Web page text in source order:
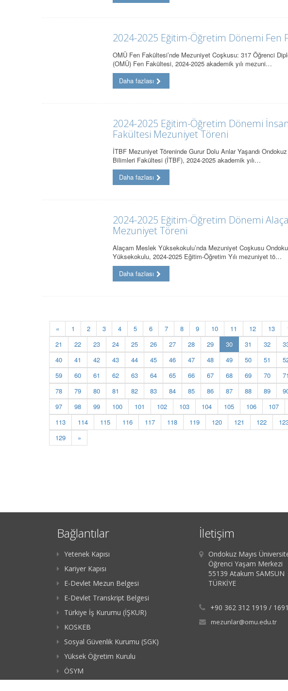
2024-2025 Eğitim-Öğretim Dönemi Fen
OMÜ Fen Fakültesi’nde Mezuniyet Coşkusu: 317 Öğrenci
(OMÜ) Fen Fakültesi, 2024-2025 akademik yılı mezuni…
Daha fazlası
2024-2025 Eğitim-Öğretim Dönemi
Fakültesi Mezuniyet Töreni
İTBF Mezuniyet Töreninde Gurur Dolu Anlar Yaşandı
Bilimleri Fakültesi (İTBF), 2024-2025 akademik yılı…
Daha fazlası
2024-2025 Eğitim-Öğretim Dönemi
Mezuniyet Töreni
Alaçam Meslek Yüksekokulu’nda Mezuniyet Coşkusu
Yüksekokulu, 2024-2025 Eğitim-Öğretim Yılı mezuniyet tö…
Daha fazlası
« 1 2 3 4 5 6 7 8 9 10 11 12 13
21
22 23 24 25 26 27 28 29 30(current)
31 32
40
41 42 43 44 45 46 47 48 49 50 51
59
60 61 62 63 64 65 66 67 68 69 70 71
78
79 80 81 82 83 84 85 86 87 88 89
97
98 99 100 101 102 103 104 105 106 107
113
114 115 116 117 118 119 120 121 122
129
»
Bağlantılar
Yetenek Kapısı
Kariyer Kapısı
E-Devlet Mezun Belgesi
E-Devlet Transkript Belgesi
Türkiye İş Kurumu (İŞKUR)
KOSKEB
Sosyal Güvenlik Kurumu (SGK)
Yüksek Öğretim Kurulu
ÖSYM
İletişim
Ondokuz Mayıs
Öğrenci Yaşam Merkezi
55139 Atakum SAMSUN
TÜRKİYE
+90 362 312 1919 / 1691
mezunlar@omu.edu.tr